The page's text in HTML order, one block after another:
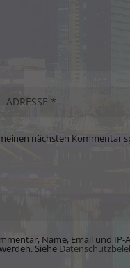
nächsten Kommentar
Name, Email und IP-
Siehe